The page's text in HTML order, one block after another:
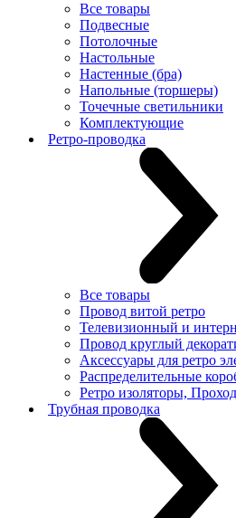
Все товары
Подвесные
Потолочные
Настольные
Настенные (бра)
Напольные (торшеры)
Точечные светильники
Комплектующие
Ретро-проводка
Все товары
Провод витой ретро
Телевизионный и
Провод круглый
Аксессуары для ретро
Распределительные
Ретро изоляторы,
Трубная проводка